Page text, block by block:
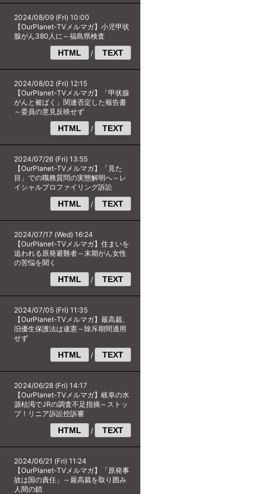
2024/08/09 (Fri) 10:00
【OurPlanet-TVメルマガ】小児甲状
腺がん380人に～福島県検査
HTML / TEXT
2024/08/02 (Fri) 12:15
【OurPlanet-TVメルマガ】「甲状腺
がんと被ばく」関連否定した報告書
～委員の意見反映せず
HTML / TEXT
2024/07/26 (Fri) 13:55
【OurPlanet-TVメルマガ】「見た
目」での職務質問の実態解明へ～レ
イシャルプロファイリング訴訟
HTML / TEXT
2024/07/17 (Wed) 16:24
【OurPlanet-TVメルマガ】住まいを
追われる原発避難者～末期がん女性
の苦悩を聞く
HTML / TEXT
2024/07/05 (Fri) 11:35
【OurPlanet-TVメルマガ】最高裁、
旧優生保護法は違憲～除斥期間適用
せず
HTML / TEXT
2024/06/28 (Fri) 14:17
【OurPlanet-TVメルマガ】岐阜の水
源枯渇でJRの調査不足指摘～ストッ
プ！リニア訴訟控訴審
HTML / TEXT
2024/06/21 (Fri) 11:24
【OurPlanet-TVメルマガ】「原発事
故は国の責任」～最高裁を取り囲み
人間の鎖